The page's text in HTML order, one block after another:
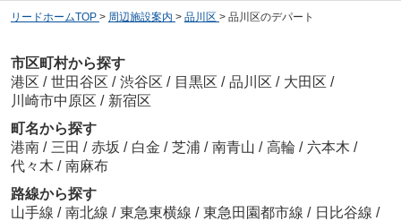
リードホームTOP > 周辺施設案内 > 品川区 > 品川区のデパート
市区町村から探す
港区 / 世田谷区 / 渋谷区 / 目黒区 / 品川区 / 大田区 /
川崎市中原区 / 新宿区
町名から探す
港南 / 三田 / 赤坂 / 白金 / 芝浦 / 南青山 / 高輪 / 六本木 /
代々木 / 南麻布
路線から探す
山手線 / 南北線 / 東急東横線 / 東急田園都市線 / 日比谷線 /